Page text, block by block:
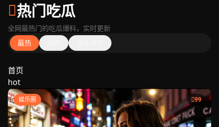
热门吃瓜
全网最热门的吃瓜爆料，实时更新
最热
首页
hot
娱乐圈 99